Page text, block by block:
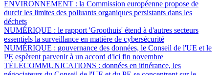
ENVIRONNEMENT : la Commission européenne propose de
durcir les limites des polluants organiques persistants dans les
déchets
NUMÉRIQUE : le rapport 'Groothuis' étend à d'autres secteurs
essentiels la surveillance en matière de cybersécurité
NUMÉRIQUE : gouvernance des données, le Conseil de l'UE et le
PE espèrent parvenir à un accord d'ici fin novembre
TÉLÉCOMMUNICATIONS : données en itinérance, les